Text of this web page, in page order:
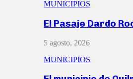
MUNICIPIOS
El Pasaje Dardo
5 agosto, 2026
MUNICIPIOS